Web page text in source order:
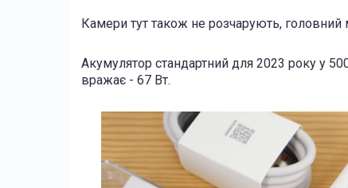
Камери тут також не розчарують, головний
Акумулятор стандартний для 2023 року у
вражає - 67 Вт.